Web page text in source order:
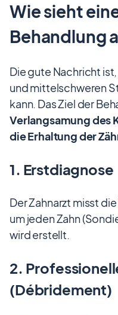
Wie sieht
Behandlung
Die gute Nachricht
und mittelschweren
kann. Das Ziel der
Verlangsamung des
die Erhaltung der
1. Erstdiagnose
Der Zahnarzt misst
um jeden Zahn
wird erstellt.
2.
(Débridement)